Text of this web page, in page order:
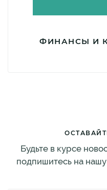
ФИНАНСЫ И
Будьте в курсе
подпишитесь на